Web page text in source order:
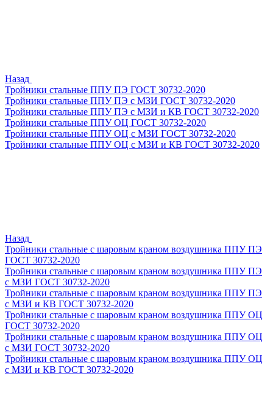
Назад
Тройники стальные ППУ ПЭ ГОСТ 30732-2020
Тройники стальные ППУ ПЭ с МЗИ ГОСТ 30732-2020
Тройники стальные ППУ ПЭ с МЗИ и КВ ГОСТ 30732-2020
Тройники стальные ППУ ОЦ ГОСТ 30732-2020
Тройники стальные ППУ ОЦ с МЗИ ГОСТ 30732-2020
Тройники стальные ППУ ОЦ с МЗИ и КВ ГОСТ 30732-2020
Назад
Тройники стальные с шаровым краном воздушника ППУ ПЭ
ГОСТ 30732-2020
Тройники стальные с шаровым краном воздушника ППУ ПЭ
с МЗИ ГОСТ 30732-2020
Тройники стальные с шаровым краном воздушника ППУ ПЭ
с МЗИ и КВ ГОСТ 30732-2020
Тройники стальные с шаровым краном воздушника ППУ ОЦ
ГОСТ 30732-2020
Тройники стальные с шаровым краном воздушника ППУ ОЦ
с МЗИ ГОСТ 30732-2020
Тройники стальные с шаровым краном воздушника ППУ ОЦ
с МЗИ и КВ ГОСТ 30732-2020